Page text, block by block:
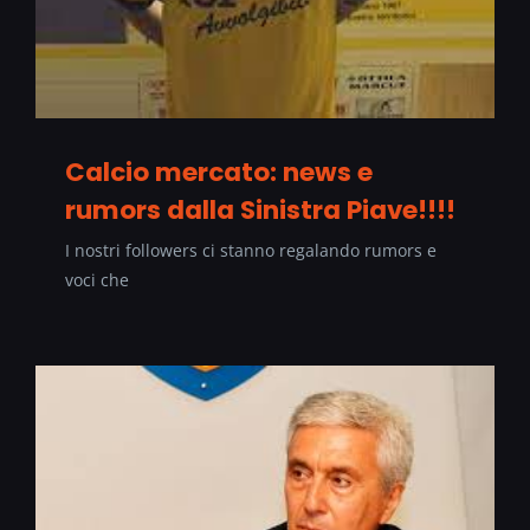
Calcio mercato: news e
rumors dalla Sinistra Piave!!!!
I nostri followers ci stanno regalando rumors e
voci che